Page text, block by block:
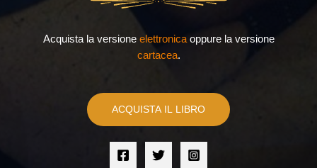
Acquista la versione elettronicaoppure la versione
cartacea.
ACQUISTA IL LIBRO